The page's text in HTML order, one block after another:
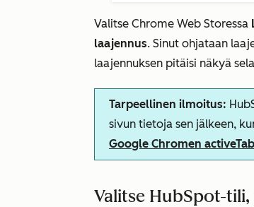
Valitse Chrome Web Storessa
laajennus. Sinut ohjataan
laajennuksen pitäisi näkyä
Tarpeellinen ilmoitus:
sivun tietoja sen jälkeen,
Google Chromen
Valitse HubSpot-